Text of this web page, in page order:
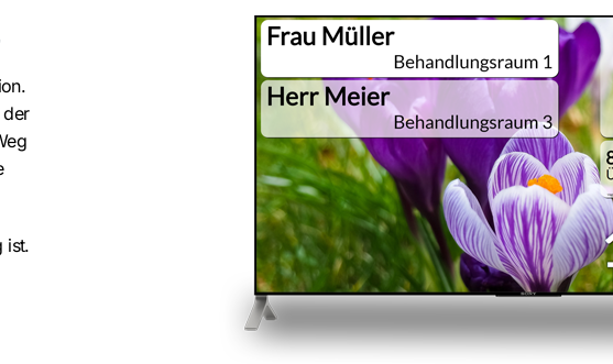
der
ist.